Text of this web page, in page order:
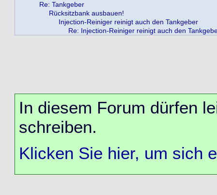
Re: Tankgeber
Rücksitzbank ausbauen!
Injection-Reiniger reinigt auch den Tankgeber
Re: Injection-Reiniger reinigt auch den
In diesem Forum dürfen
schreiben.
Klicken Sie hier, um sich